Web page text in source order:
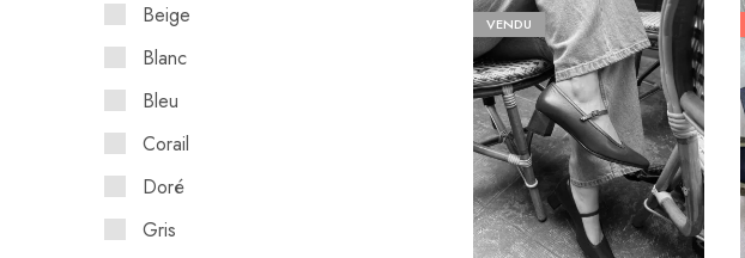
VENDU
Beige
Blanc
Bleu
Corail
Doré
Gris